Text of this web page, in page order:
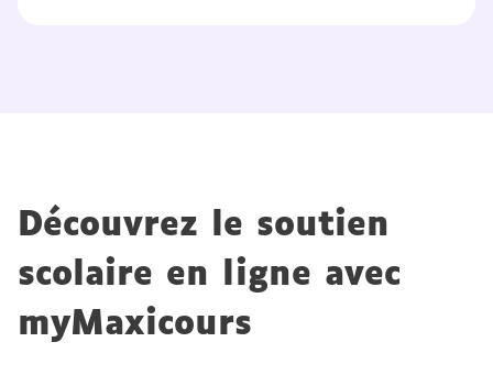
Découvrez le soutien
scolaire en ligne avec
myMaxicours